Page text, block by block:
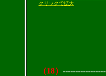
クリックで拡大
（18）